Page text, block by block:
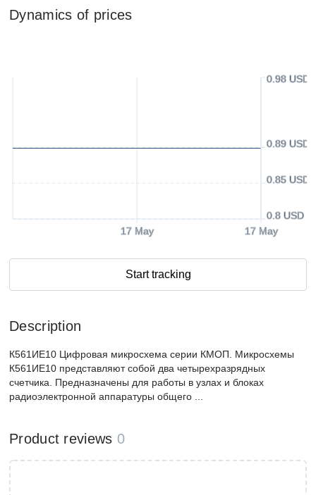
Dynamics of prices
17 May 17 May
0.8 USD
0.85 USD
0.89 USD
0.98 USD
Start tracking
Description
К561ИЕ10 Цифровая микросхема серии КМОП. Микросхемы
К561ИЕ10 представляют собой два четырехразрядных
счетчика. Предназначены для работы в узлах и блоках
радиоэлектронной аппаратуры общего ...
Product reviews 0